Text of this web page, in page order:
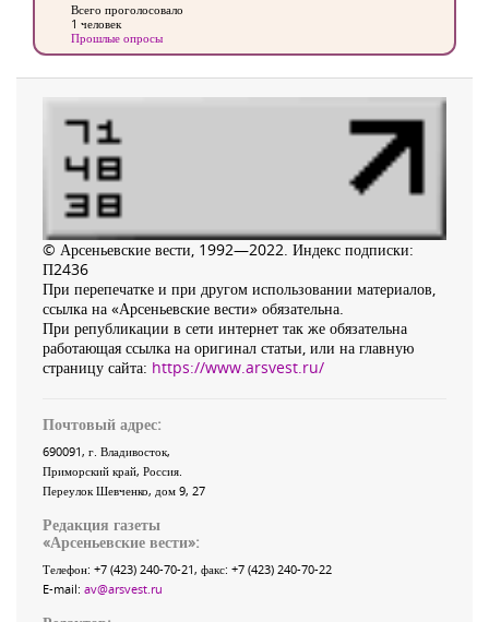
Всего проголосовало
1 человек
Прошлые опросы
© Арсеньевские вести, 1992—2022. Индекс подписки:
П2436
При перепечатке и при другом использовании материалов,
ссылка на «Арсеньевские вести» обязательна.
При републикации в сети интернет так же обязательна
работающая ссылка на оригинал статьи, или на главную
страницу сайта: https://www.arsvest.ru/
Почтовый адрес:
690091, г. Владивосток,
Приморский край, Россия
Переулок Шевченко, дом 9, 27
Редакция газеты
«Арсеньевские вести»:
Телефон: +7 (423) 240-70-21, факс: +7 (423) 240-70-22
E-mail: av@arsvest.ru